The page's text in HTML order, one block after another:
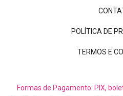
POLÍTICA DE
TERMOS E
Formas de Pagamento: PIX,